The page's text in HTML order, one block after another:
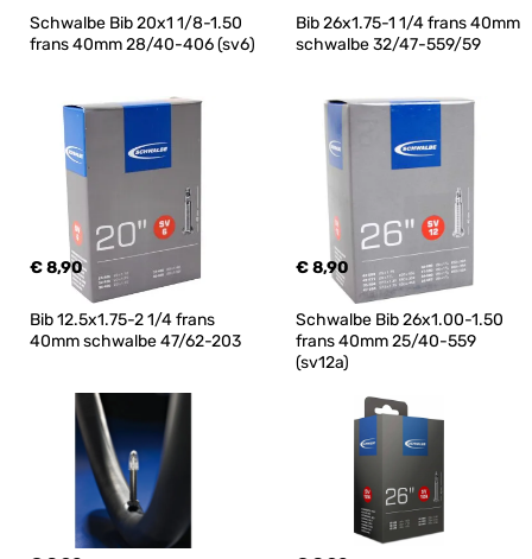
Schwalbe Bib 20x1 1/8-1.50
frans 40mm 28/40-406 (sv6)
€ 8,90
Bib 26x1.75-1 1/4 frans 40mm
schwalbe 32/47-559/59
€ 8,90
Bib 12.5x1.75-2 1/4 frans
40mm schwalbe 47/62-203
Schwalbe Bib 26x1.00-1.50
frans 40mm 25/40-559
(sv12a)